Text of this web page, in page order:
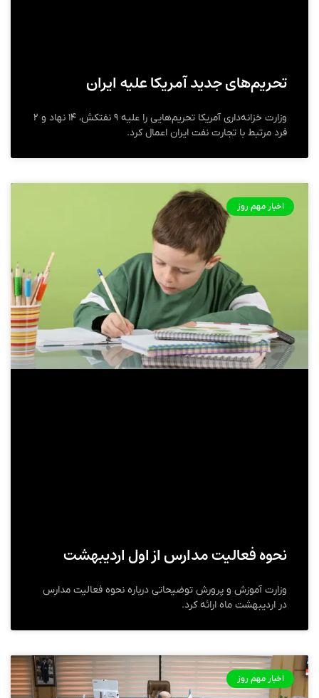
تحریم‌های جدید آمریکا علیه ایران
وزارت خزانه‌داری آمریکا تحریم‌هایی را علیه ۹ نفتکش، ۱۴ نهاد و ۲
فرد مرتبط با تجارت نفت ایران اعمال کرد.
اخبار مهم روز
نحوه فعالیت مدارس از اول اردیبهشت
وزارت آموزش و پرورش توضیحاتی درباره نحوه فعالیت مدارس
در اردیبهشت ماه ارائه کرد.
اخبار مهم روز